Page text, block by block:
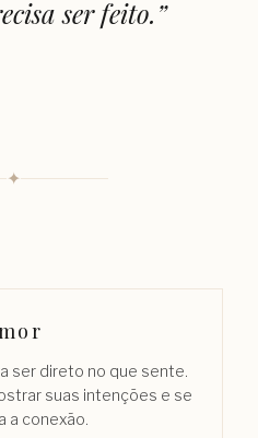
ser feito.”
✦
ser direto no que sente.
suas intenções e se
a conexão.